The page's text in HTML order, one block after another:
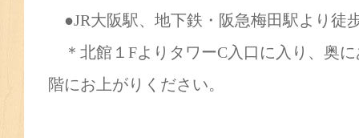
●JR大阪駅、地下鉄・阪急梅田駅より徒
＊北館１FよりタワーC入口に入り、奥
階にお上がりください。